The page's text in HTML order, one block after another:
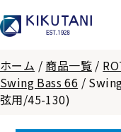
ホーム / 商品一覧 /
Swing Bass 66 /
弦用/45-130)